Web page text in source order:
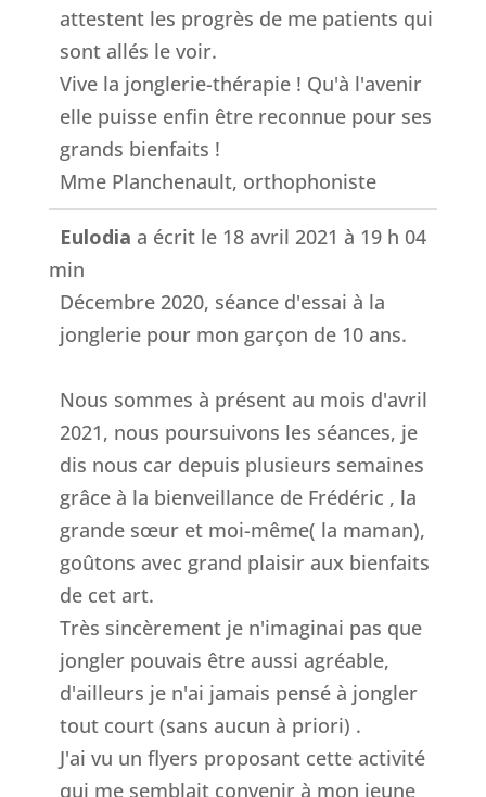
attestent les progrès de me patients qui
sont allés le voir.
Vive la jonglerie-thérapie ! Qu'à l'avenir
elle puisse enfin être reconnue pour ses
grands bienfaits !
Mme Planchenault, orthophoniste
Eulodia a écrit le18 avril 2021 à 19 h 04
min
Décembre 2020, séance d'essai à la
jonglerie pour mon garçon de 10 ans.
Nous sommes à présent au mois d'avril
2021, nous poursuivons les séances, je
dis nous car depuis plusieurs semaines
grâce à la bienveillance de Frédéric , la
grande sœur et moi-même( la maman),
goûtons avec grand plaisir aux bienfaits
de cet art.
Très sincèrement je n'imaginai pas que
jongler pouvais être aussi agréable,
d'ailleurs je n'ai jamais pensé à jongler
tout court (sans aucun à priori) .
J'ai vu un flyers proposant cette activité
qui me semblait convenir à mon jeune